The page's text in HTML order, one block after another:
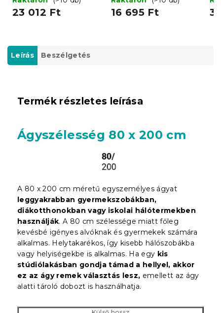
23 012 Ft 16 695 Ft
Leírás Beszélgetés
Termék részletes leírása
Ágyszélesség 80 x 200 cm
A 80 x 200 cm méretű egyszemélyes ágyat
leggyakrabban gyermekszobákban,
diákotthonokban vagy iskolai hálótermekben
használják. A 80 cm szélessége miatt főleg
kevésbé igényes alvóknak és gyermekek számára
alkalmas. Helytakarékos, így kisebb hálószobákba
vagy helyiségekbe is alkalmas. Ha egy kis
stúdiólakásban gondja támad a hellyel, akkor
ez az ágy remek választás lesz, emellett az ágy
alatti tároló dobozt is használhatja.